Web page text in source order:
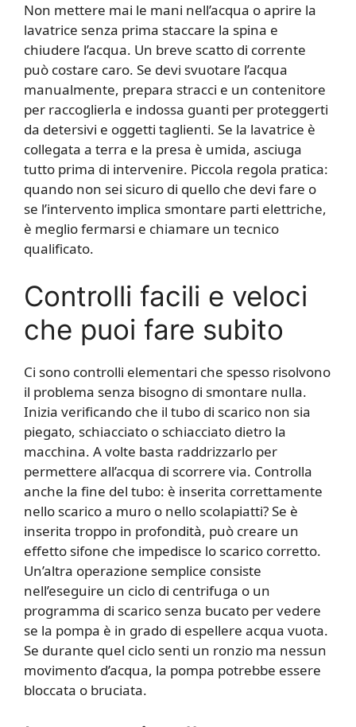
Non mettere mai le mani nell’acqua o aprire la
lavatrice senza prima staccare la spina e
chiudere l’acqua. Un breve scatto di corrente
può costare caro. Se devi svuotare l’acqua
manualmente, prepara stracci e un contenitore
per raccoglierla e indossa guanti per proteggerti
da detersivi e oggetti taglienti. Se la lavatrice è
collegata a terra e la presa è umida, asciuga
tutto prima di intervenire. Piccola regola pratica:
quando non sei sicuro di quello che devi fare o
se l’intervento implica smontare parti elettriche,
è meglio fermarsi e chiamare un tecnico
qualificato.
Controlli facili e veloci
che puoi fare subito
Ci sono controlli elementari che spesso risolvono
il problema senza bisogno di smontare nulla.
Inizia verificando che il tubo di scarico non sia
piegato, schiacciato o schiacciato dietro la
macchina. A volte basta raddrizzarlo per
permettere all’acqua di scorrere via. Controlla
anche la fine del tubo: è inserita correttamente
nello scarico a muro o nello scolapiatti? Se è
inserita troppo in profondità, può creare un
effetto sifone che impedisce lo scarico corretto.
Un’altra operazione semplice consiste
nell’eseguire un ciclo di centrifuga o un
programma di scarico senza bucato per vedere
se la pompa è in grado di espellere acqua vuota.
Se durante quel ciclo senti un ronzio ma nessun
movimento d’acqua, la pompa potrebbe essere
bloccata o bruciata.